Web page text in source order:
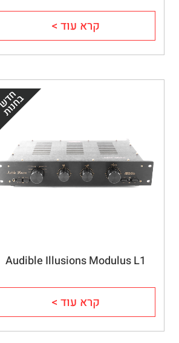
קרא עוד >
Audible Illusions Modulus L1
קרא עוד >